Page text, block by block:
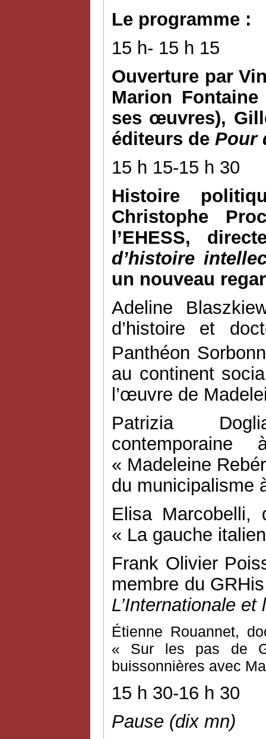
Le programme :
15 h- 15 h 15
Ouverture par
Marion
ses œuvres),
éditeurs de Pour
15 h 15-15 h 30
Histoire
Christophe
l’EHESS,
d’histoire
un nouveau
Adeline
d’histoire et
Panthéon
au continent
l’œuvre de
Patrizia
« Madeleine
du municipalisme
Elisa Marcobelli,
« La gauche
Frank Olivier
membre du
L’Internationale et
Étienne Rouannet,
« Sur les pas de
buissonnières avec
15 h 30-16 h 30
Pause (dix mn)